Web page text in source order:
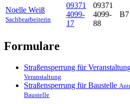
Noelle Weiß
Sachbearbeiterin
09371
4099-
17
09371
4099-
88
B7
Formulare
Straßensperrung für
Veranstaltung
Straßensperrung für Baustelle
Baustelle